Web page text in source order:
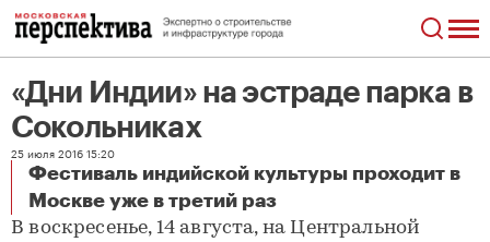
«Дни Индии» на эстраде парка в
Сокольниках
25 июля 2016 15:20
Фестиваль индийской культуры проходит в
Москве уже в третий раз
«Дни Индии» на эстраде парка в Сокольниках
В воскресенье, 14 августа, на Центральной